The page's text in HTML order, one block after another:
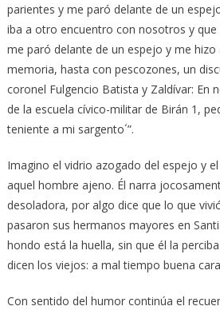
parientes y me paró delante de un
iba a otro encuentro con nosotros y
me paró delante de un espejo y me hizo
memoria, hasta con pescozones, un
coronel Fulgencio Batista y Zaldívar: En
de la escuela cívico-militar de Birán 1,
teniente a mi sargento´”.
Imagino el vidrio azogado del espejo y
aquel hombre ajeno. Él narra
desoladora, por algo dice que lo que
pasaron sus hermanos mayores en
hondo está la huella, sin que él la
dicen los viejos: a mal tiempo buena
Con sentido del humor continúa el